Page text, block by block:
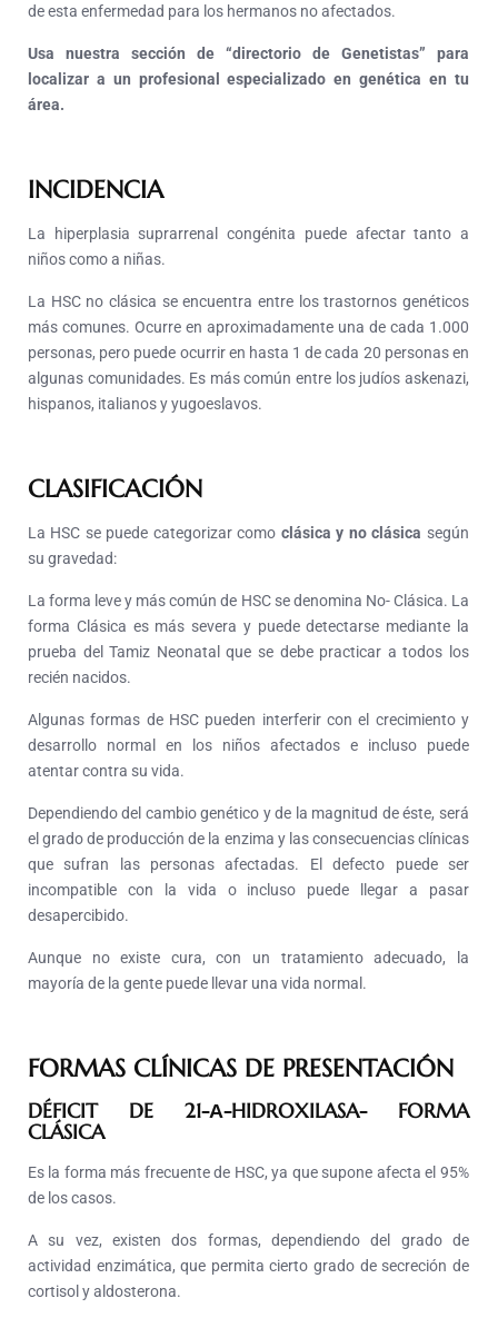
de esta enfermedad para los hermanos no afectados.
Usa nuestra sección de “directorio de Genetistas” para
localizar a un profesional especializado en genética en tu
área.
INCIDENCIA
La hiperplasia suprarrenal congénita puede afectar tanto a
niños como a niñas.
La HSC no clásica se encuentra entre los trastornos genéticos
más comunes. Ocurre en aproximadamente una de cada 1.000
personas, pero puede ocurrir en hasta 1 de cada 20 personas en
algunas comunidades. Es más común entre los judíos askenazi,
hispanos, italianos y yugoeslavos.
CLASIFICACIÓN
La HSC se puede categorizar como clásica y no clásica según
su gravedad:
La forma leve y más común de HSC se denomina No- Clásica. La
forma Clásica es más severa y puede detectarse mediante la
prueba del Tamiz Neonatal que se debe practicar a todos los
recién nacidos.
Algunas formas de HSC pueden interferir con el crecimiento y
desarrollo normal en los niños afectados e incluso puede
atentar contra su vida.
Dependiendo del cambio genético y de la magnitud de éste, será
el grado de producción de la enzima y las consecuencias clínicas
que sufran las personas afectadas. El defecto puede ser
incompatible con la vida o incluso puede llegar a pasar
desapercibido.
Aunque no existe cura, con un tratamiento adecuado, la
mayoría de la gente puede llevar una vida normal.
FORMAS CLÍNICAS DE PRESENTACIÓN
DÉFICIT DE 21-Α-HIDROXILASA- FORMA
CLÁSICA
Es la forma más frecuente de HSC, ya que supone afecta el 95%
de los casos.
A su vez, existen dos formas, dependiendo del grado de
actividad enzimática, que permita cierto grado de secreción de
cortisol y aldosterona.